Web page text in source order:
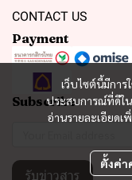
เว็บไซต์นี้มีกา
ประสบการณ์ที่ดีใน
อ่านรายละเอียดเ
ตั้งค่า
CONTACT US
Payment
Subscribe
รับข่าวสาร